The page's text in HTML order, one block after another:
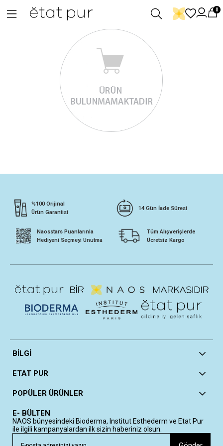
0
%100 Orijinal
Ürün Garantisi
14 Gün İade Süresi
Naosstars Puanlarınla
Hediyeni Seçmeyi Unutma
Tüm Alışverişlerde
Ücretsiz Kargo
BİLGİ
ETAT PUR
POPÜLER ÜRÜNLER
E- BÜLTEN
NAOS bünyesindeki Bioderma, Institut Esthederm ve Etat Pur
ile ilgili kampanyalardan ilk sizin haberiniz olsun.